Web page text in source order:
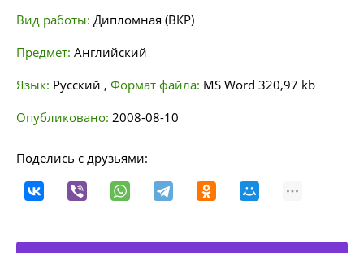
Вид работы: Дипломная (ВКР)
Предмет: Английский
Язык: Русский , Формат файла: MS Word 320,97 kb
Опубликовано: 2008-08-10
Поделись с друзьями: